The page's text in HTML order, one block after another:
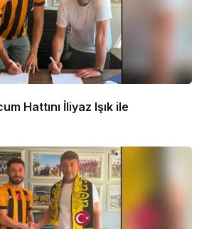
Hattını İliyaz Işık ile